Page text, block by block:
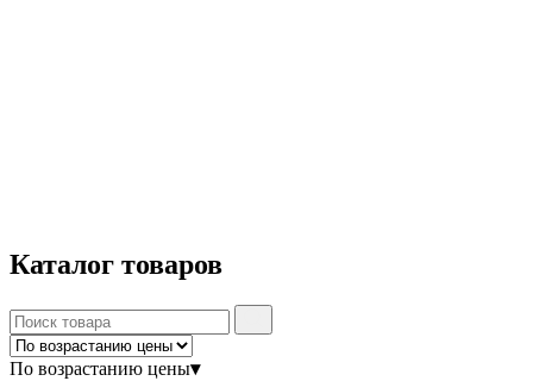
Каталог товаров
По возрастанию цены▾